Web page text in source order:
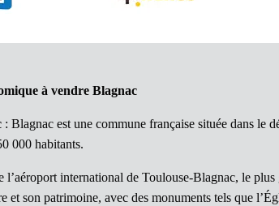
à vendre Blagnac
: Blagnac est une commune française située dans le
000 habitants.
international de Toulouse-Blagnac, le
et son patrimoine, avec des monuments tels que